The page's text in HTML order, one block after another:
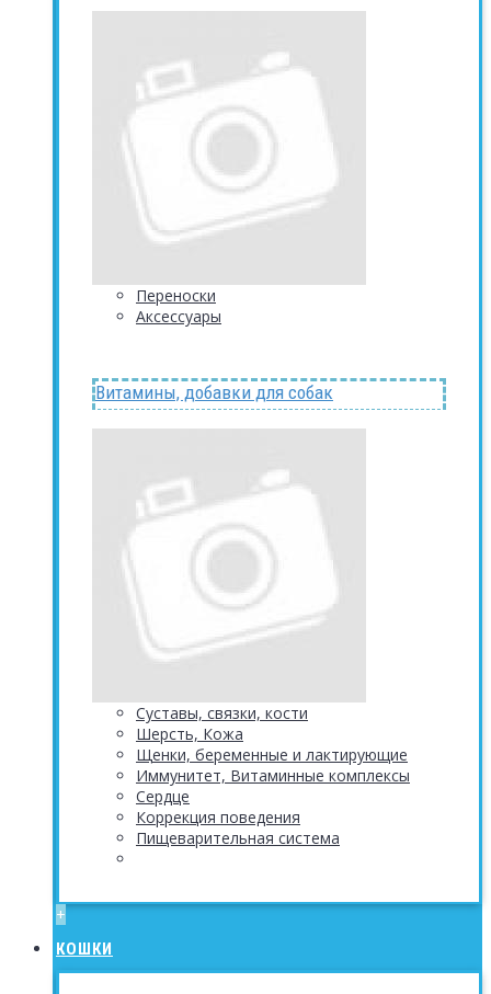
Переноски
Аксессуары
Витамины, добавки для собак
Суставы, связки, кости
Шерсть, Кожа
Щенки, беременные и лактирующие
Иммунитет, Витаминные комплексы
Сердце
Коррекция поведения
Пищеварительная система
+
КОШКИ